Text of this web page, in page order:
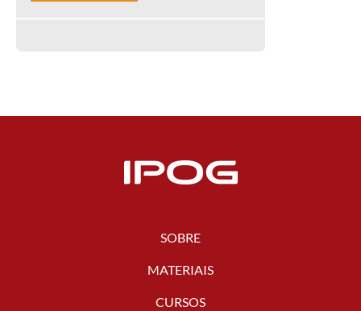
SOBRE
MATERIAIS
CURSOS